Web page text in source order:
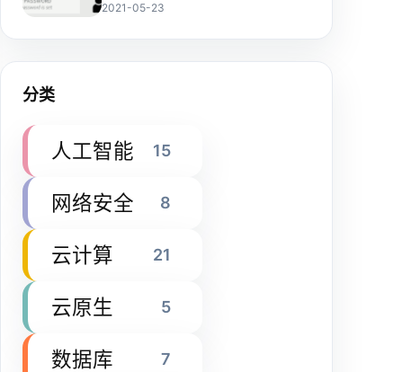
2021-05-23
分类
人工智能 15
网络安全 8
云计算 21
云原生 5
数据库 7